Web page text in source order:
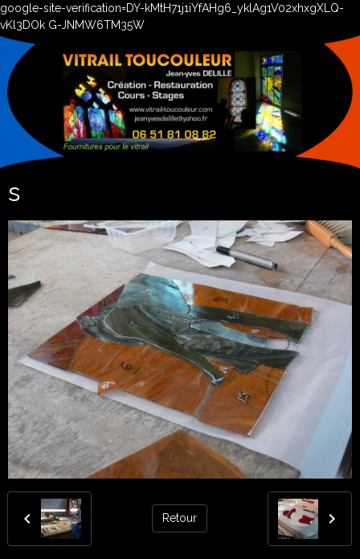
google-site-verification=DY-kMtH71j1iYfAHg6_yklAg1V02xhxgXLQ-
vKl3DOk G-JNMW6TM35W
s
Retour